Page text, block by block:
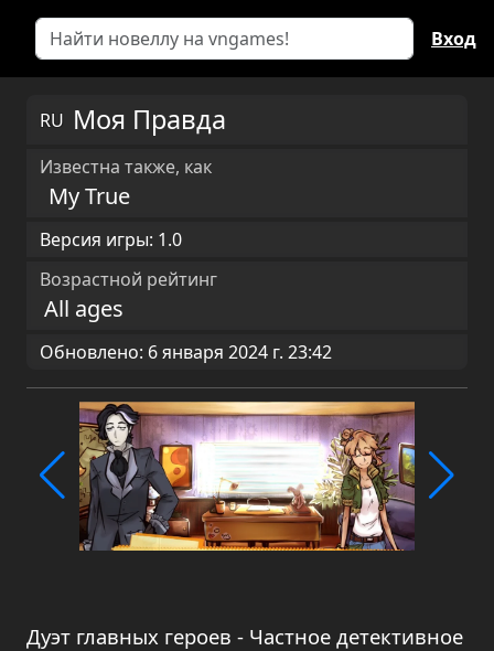
Вход
RU Моя Правда
Известна также, как
My True
Версия игры: 1.0
Возрастной рейтинг
All ages
Обновлено: 6 января 2024 г. 23:42
Дуэт главных героев - Частное детективное